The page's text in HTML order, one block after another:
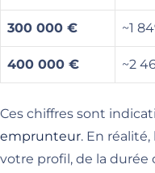
300 000 € ~1
400 000 € ~2
Ces chiffres sont
emprunteur. En
votre profil, de la durée